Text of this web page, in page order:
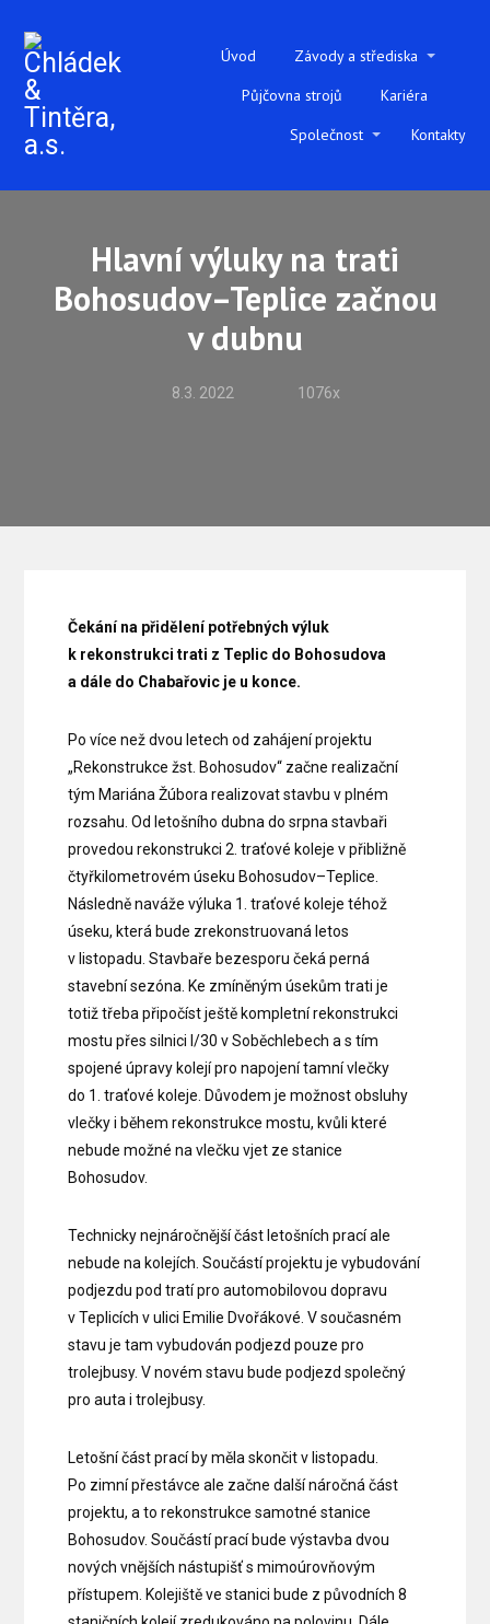
Úvod
Závody a střediska
Půjčovna strojů
Kariéra
Společnost
Kontakty
Hlavní výluky na trati
Bohosudov–Teplice začnou
v dubnu
8.3. 2022 1076x
Čekání na přidělení potřebných výluk
k rekonstrukci trati z Teplic do Bohosudova
a dále do Chabařovic je u konce.
Po více než dvou letech od zahájení projektu
„Rekonstrukce žst. Bohosudov“ začne realizační
tým Mariána Žúbora realizovat stavbu v plném
rozsahu. Od letošního dubna do srpna stavbaři
provedou rekonstrukci 2. traťové koleje v přibližně
čtyřkilometrovém úseku Bohosudov–Teplice.
Následně naváže výluka 1. traťové koleje téhož
úseku, která bude zrekonstruovaná letos
v listopadu. Stavbaře bezesporu čeká perná
stavební sezóna. Ke zmíněným úsekům trati je
totiž třeba připočíst ještě kompletní rekonstrukci
mostu přes silnici I/30 v Soběchlebech a s tím
spojené úpravy kolejí pro napojení tamní vlečky
do 1. traťové koleje. Důvodem je možnost obsluhy
vlečky i během rekonstrukce mostu, kvůli které
nebude možné na vlečku vjet ze stanice
Bohosudov.
Technicky nejnáročnější část letošních prací ale
nebude na kolejích. Součástí projektu je vybudování
podjezdu pod tratí pro automobilovou dopravu
v Teplicích v ulici Emilie Dvořákové. V současném
stavu je tam vybudován podjezd pouze pro
trolejbusy. V novém stavu bude podjezd společný
pro auta i trolejbusy.
Letošní část prací by měla skončit v listopadu.
Po zimní přestávce ale začne další náročná část
projektu, a to rekonstrukce samotné stanice
Bohosudov. Součástí prací bude výstavba dvou
nových vnějších nástupišť s mimoúrovňovým
přístupem. Kolejiště ve stanici bude z původních 8